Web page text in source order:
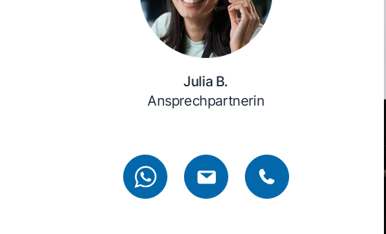
Julia B.
Ansprechpartnerin